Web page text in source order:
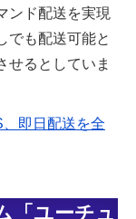
ンド配送を実現
でも配送可能と
せるとしていま
即日配送を全
「ユーチュ